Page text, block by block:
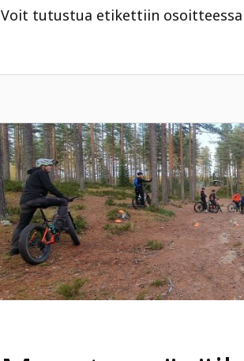
Voit tutustua etikettiin osoitteessa